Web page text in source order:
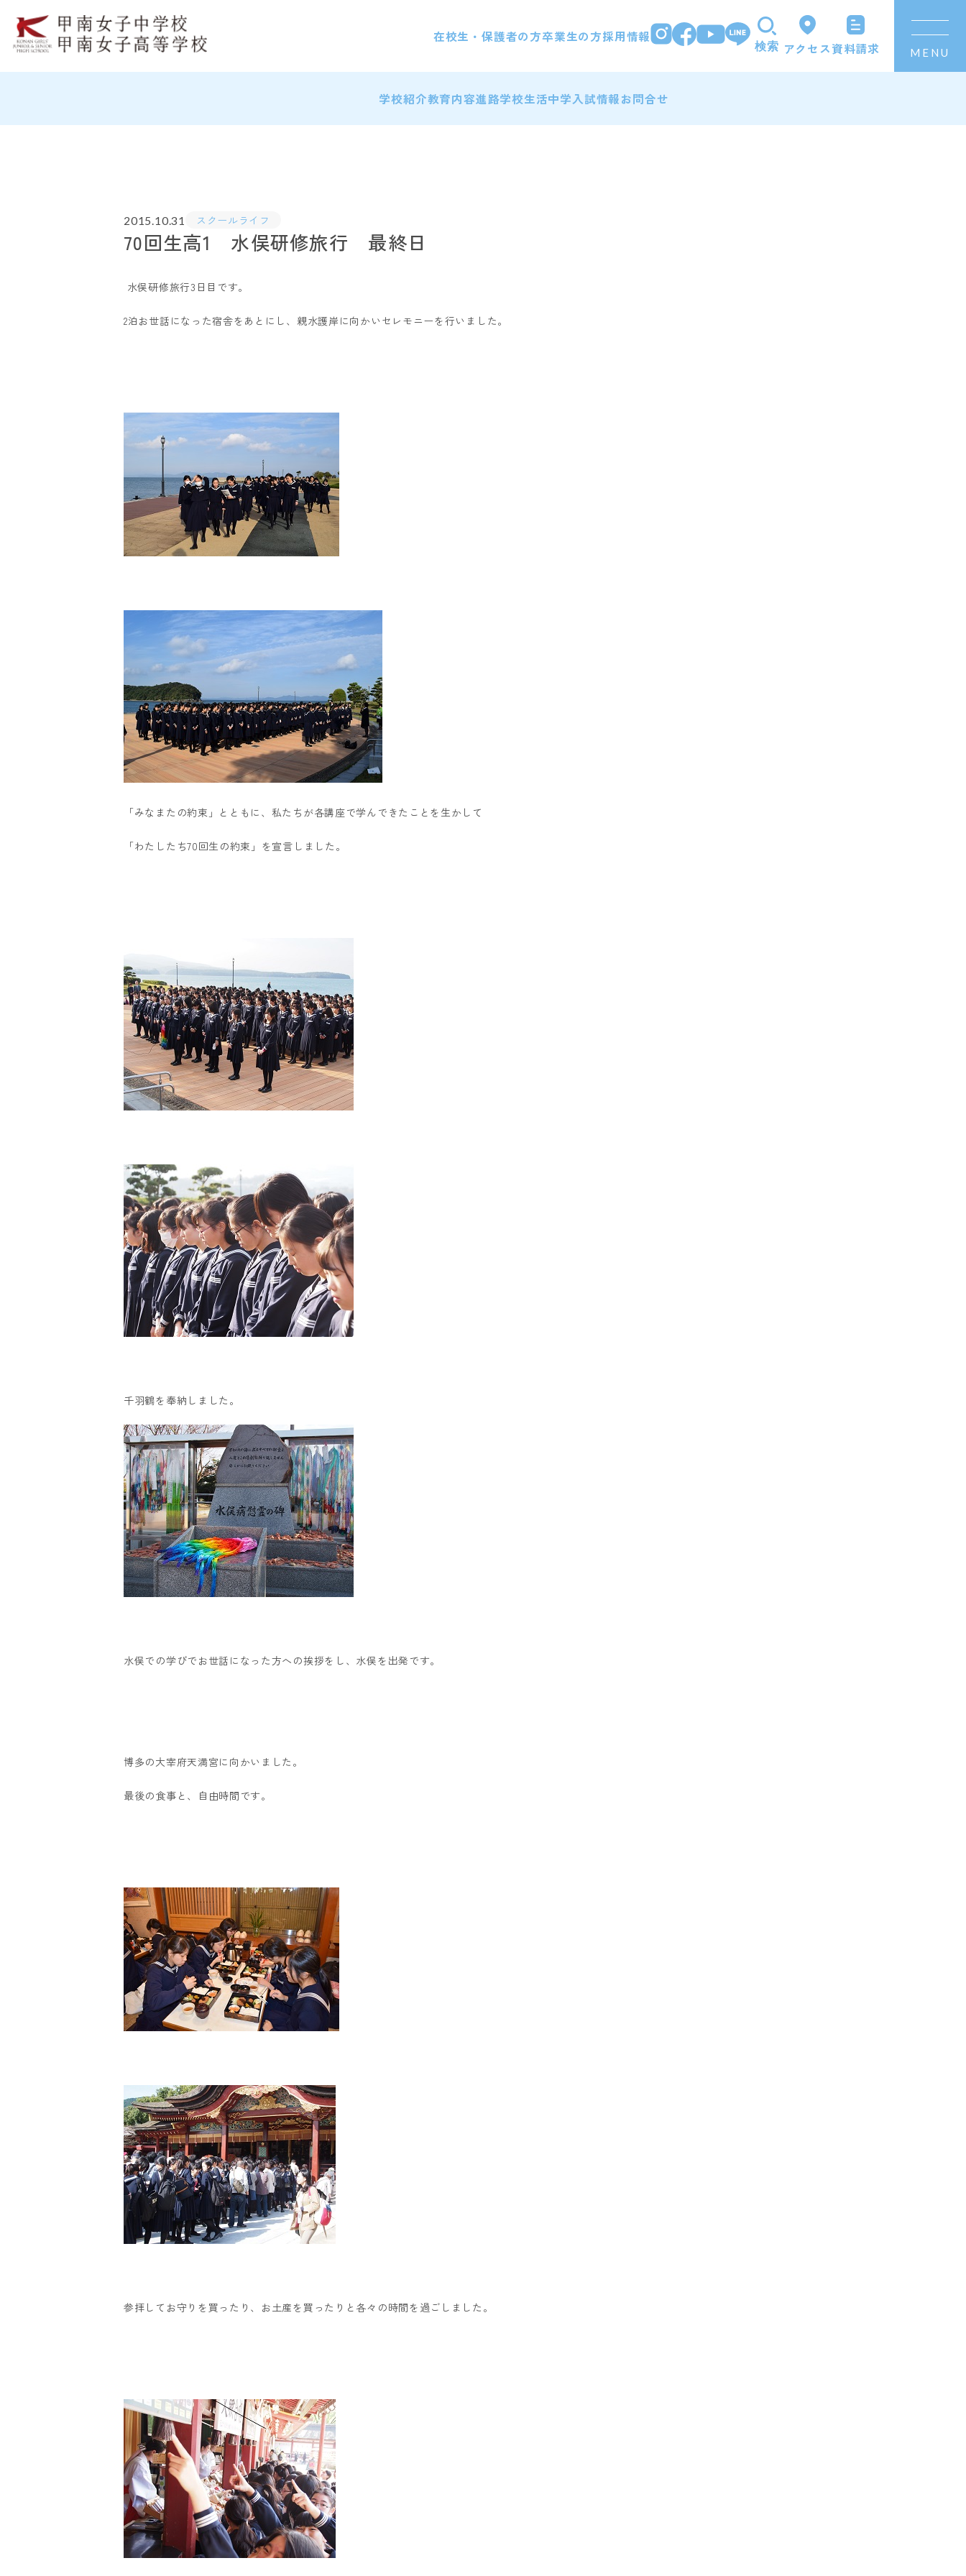
在校生・保護者の方卒業生の方採用情報
検索 アクセス資料請求 MENU
学校紹介教育内容進路学校生活中学入試情報お問合せ
2015.10.31 スクールライフ
70回生高1 水俣研修旅行 最終日
水俣研修旅行3日目です。
2泊お世話になった宿舎をあとにし、親水護岸に向かいセレモニーを行いました。
「みなまたの約束」とともに、私たちが各講座で学んできたことを生かして
「わたしたち70回生の約束」を宣言しました。
千羽鶴を奉納しました。
水俣での学びでお世話になった方への挨拶をし、水俣を出発です。
博多の大宰府天満宮に向かいました。
最後の食事と、自由時間です。
参拝してお守りを買ったり、お土産を買ったりと各々の時間を過ごしました。